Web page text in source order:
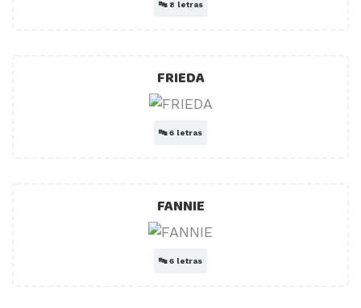
🔤 8 letras
FRIEDA
🔤6 letras
FANNIE
🔤6 letras